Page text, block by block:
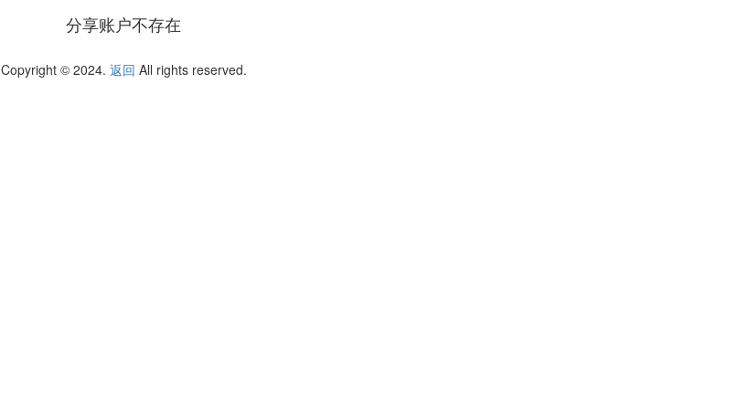
分享账户不存在
Copyright © 2024. 返回 All rights reserved.